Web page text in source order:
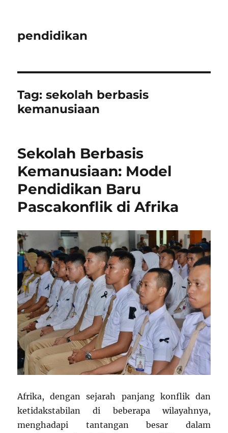
pendidikan
Tag:sekolah berbasis
kemanusiaan
Sekolah Berbasis
Kemanusiaan: Model
Pendidikan Baru
Pascakonflik di Afrika
Afrika, dengan sejarah panjang konflik dan
ketidakstabilan di beberapa wilayahnya,
menghadapi tantangan besar dalam